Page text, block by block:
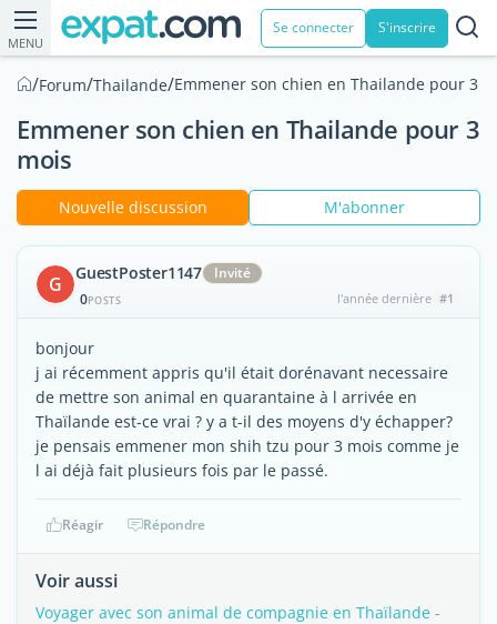
MENU
Se connecter S'inscrire
/Forum/Thailande/Emmener son chien en Thailande pour 3
Emmener son chien en Thailande pour 3
mois
Nouvelle discussion M'abonner
G GuestPoster1147
Invité
0POSTS l'année dernière #1
bonjour
j ai récemment appris qu'il était dorénavant necessaire
de mettre son animal en quarantaine à l arrivée en
Thaïlande est-ce vrai ? y a t-il des moyens d'y échapper?
je pensais emmener mon shih tzu pour 3 mois comme je
l ai déjà fait plusieurs fois par le passé.
Réagir Répondre
Voir aussi
Voyager avec son animal de compagnie en Thaïlande -